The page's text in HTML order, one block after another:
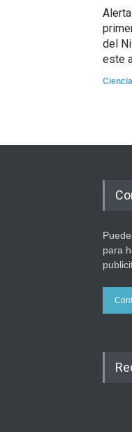
del
este
para